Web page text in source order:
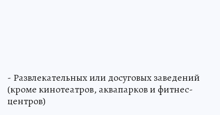
- Развлекательных или досуговых заведений
(кроме кинотеатров, аквапарков и фитнес-
центров)